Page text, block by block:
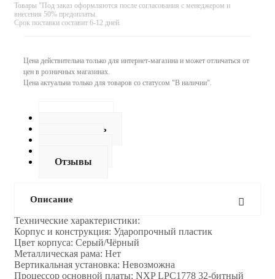
Товары "Под заказ оформляются после согласования с менеджером и
внесения 50% предоплаты.
Срок поставки составит 6-12 дней.
Цена действительна только для интернет-магазина и может отличаться от
цен в розничных магазинах.
Цена актуальна только для товаров со статусом "В наличии".
Как купить
Отзывы
Описание
Технические характеристики:
Корпус и конструкция: Ударопрочный пластик
Цвет корпуса: Серый/Чёрный
Металлическая рама: Нет
Вертикальная установка: Невозможна
Процессор основной платы: NXP LPC1778 32-битный